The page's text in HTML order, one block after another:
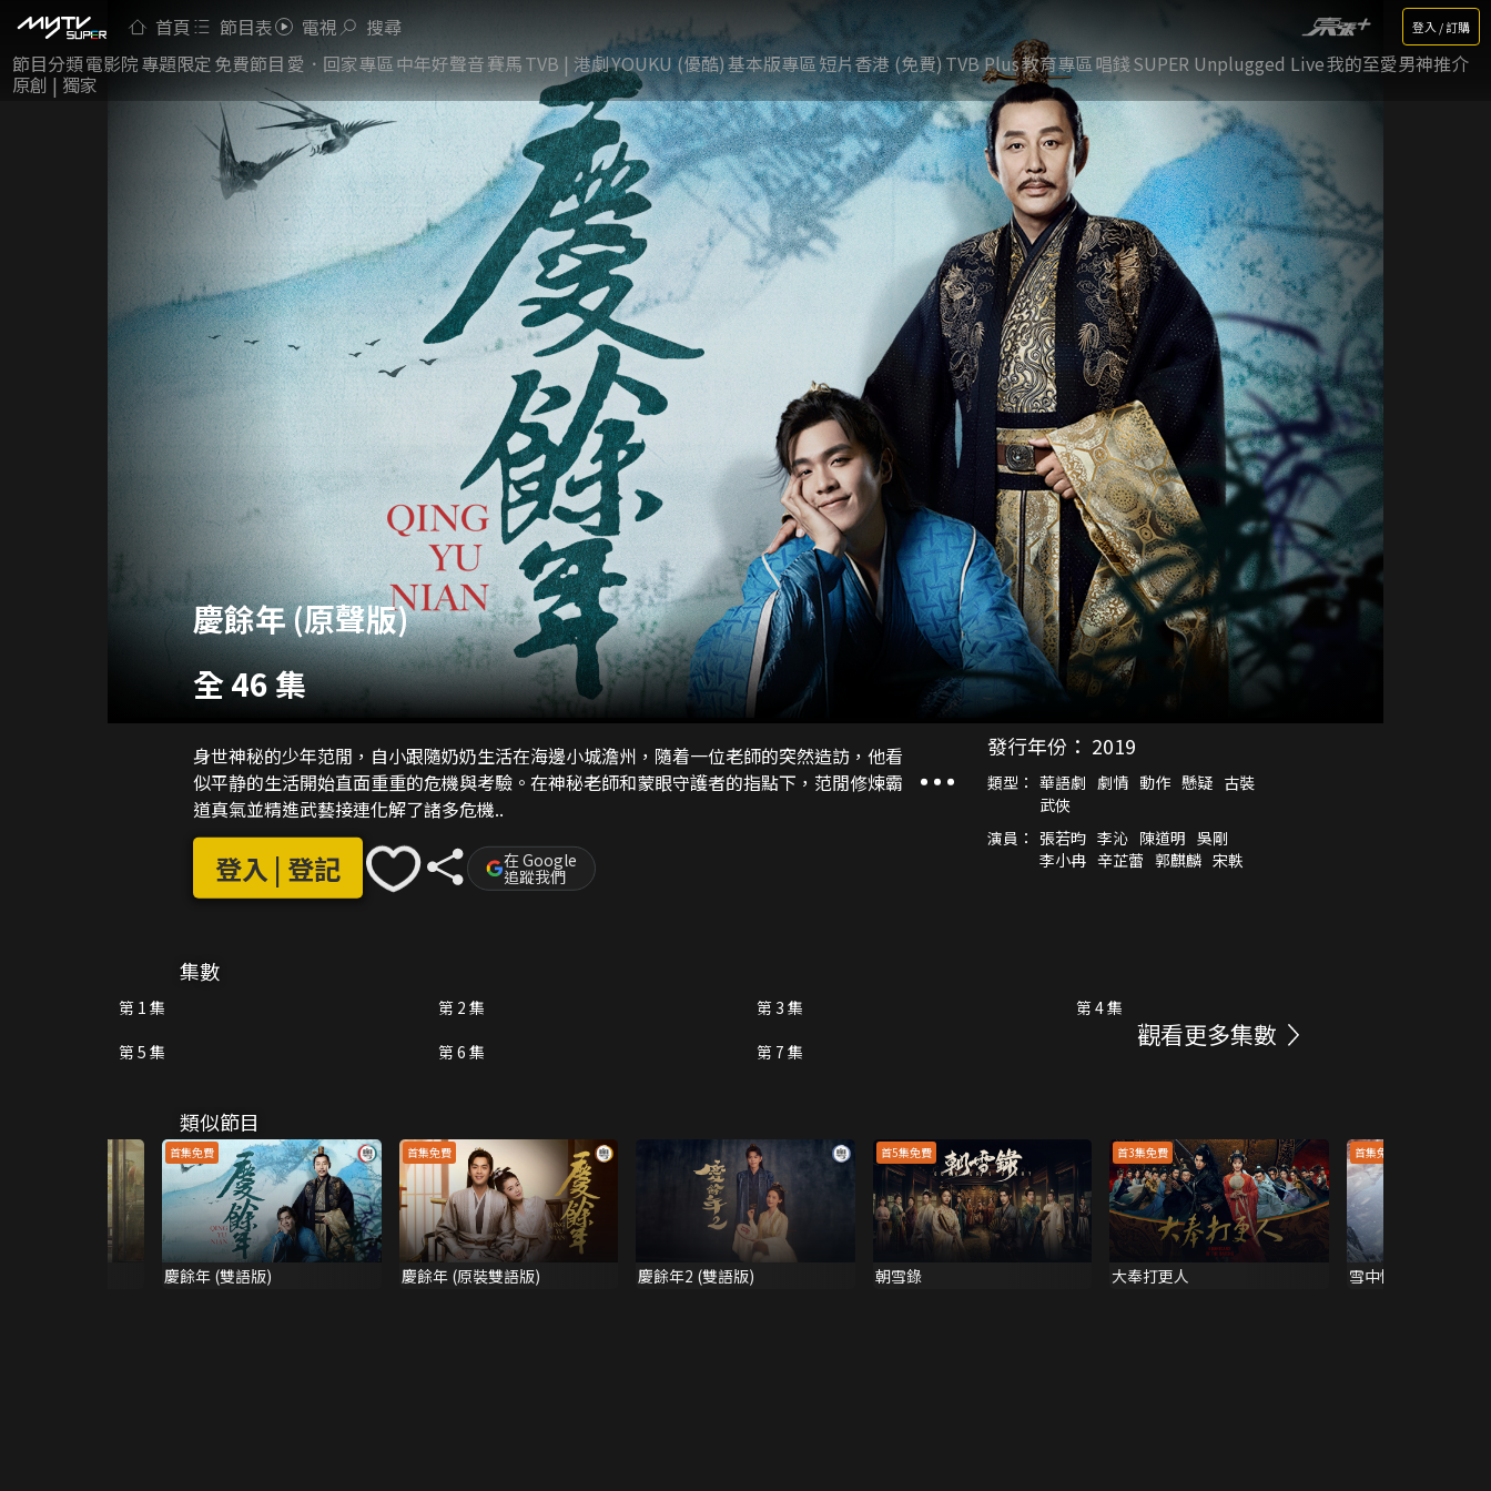
首頁 節目表 電視 搜尋 登入 / 訂購
節目分類電影院專題限定 免費節目 愛．回家專區中年好聲音賽馬TVB | 港劇YOUKU (優酷)基本版專區短片香港 (免費)TVB Plus教育專區唱錢SUPER Unplugged Live我的至愛男神推介
原創 | 獨家
慶餘年 (原聲版)
全 46 集
身世神秘的少年范閒，自小跟隨奶奶生活在海邊小城澹州，隨着一位老師的突然造訪，他看
似平静的生活開始直面重重的危機與考驗。在神秘老師和蒙眼守護者的指點下，范閒修煉霸
道真氣並精進武藝接連化解了諸多危機..
登入 | 登記 在 Google
追蹤我們
發行年份： 2019
類型： 華語劇 劇情 動作 懸疑 古裝
武俠
演員： 張若昀 李沁 陳道明 吳剛
李小冉 辛芷蕾 郭麒麟 宋軼
集數
第 1 集 第 2 集 第 3 集
第 4 集
第 5 集
第 6 集 第 7 集
觀看更多集數
類似節目
首集免費
慶餘年 (雙語版)
首集免費
慶餘年 (原裝雙語版) 慶餘年2 (雙語版)
首5集免費
朝雪錄
首3集免費
大奉打更人
首集免費
雪中悍刀行 (原聲版)